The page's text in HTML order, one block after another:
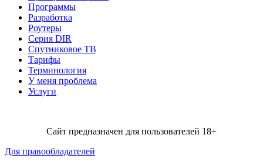
Программы
Разработка
Роутеры
Серия DIR
Спутниковое ТВ
Тарифы
Терминология
У меня проблема
Услуги
Сайт предназначен для пользователей 18+
Для правообладателей